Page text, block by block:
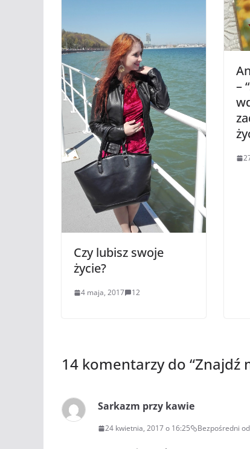
Czy lubisz swoje
życie?
4 maja, 2017 12
–
14 komentarzy do “Znajdź
Sarkazm przy kawie
24 kwietnia, 2017 o 16:25 Bezpośredni